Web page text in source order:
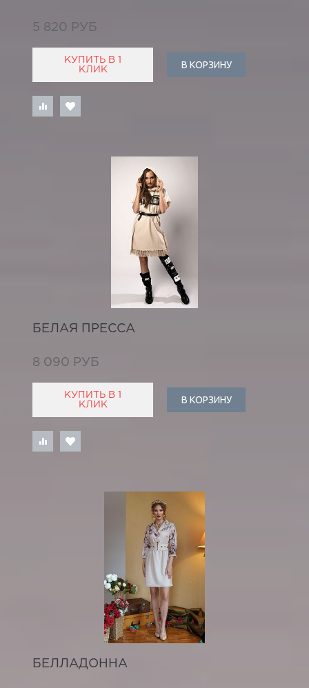
5 820 РУБ
КУПИТЬ В 1
КЛИК
В КОРЗИНУ
БЕЛАЯ ПРЕССА
8 090 РУБ
КУПИТЬ В 1
КЛИК
В КОРЗИНУ
БЕЛЛАДОННА